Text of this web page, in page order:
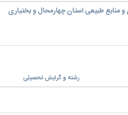
منابع طبیعی استان چهارمحال و بختیاری
رشته و گرایش تحصیلی